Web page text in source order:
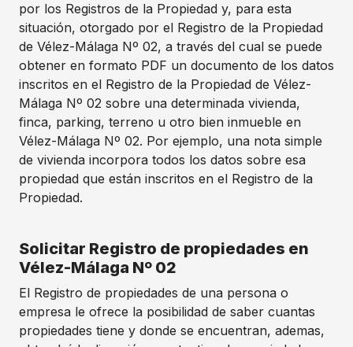
por los Registros de la Propiedad y, para esta
situación, otorgado por el Registro de la Propiedad
de Vélez-Málaga Nº 02, a través del cual se puede
obtener en formato PDF un documento de los datos
inscritos en el Registro de la Propiedad de Vélez-
Málaga Nº 02 sobre una determinada vivienda,
finca, parking, terreno u otro bien inmueble en
Vélez-Málaga Nº 02. Por ejemplo, una nota simple
de vivienda incorpora todos los datos sobre esa
propiedad que están inscritos en el Registro de la
Propiedad.
Solicitar Registro de propiedades en
Vélez-Málaga Nº 02
El Registro de propiedades de una persona o
empresa le ofrece la posibilidad de saber cuantas
propiedades tiene y donde se encuentran, ademas,